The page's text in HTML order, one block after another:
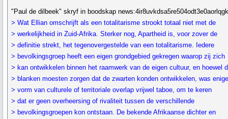
"Paul de dilbeek" skryf in boodskap
> Wat Ellian omschrijft als een totalitarisme strookt totaal niet met de
> werkelijkheid in Zuid-Afrika. Sterker nog, Apartheid is, voor zover de
> definitie strekt, het tegenovergestelde van een totalitarisme. Iedere
> bevolkingsgroep heeft een eigen grondgebied gekregen waarop zij zich
> kan ontwikkelen binnen het raamwerk van de eigen cultuur, en hoewel
> blanken moesten zorgen dat de zwarten konden ontwikkelen, was enige
> vorm van culturele of territoriale overlap vrijwel taboe, om te keren
> dat er geen overheersing of rivaliteit tussen de verschillende
> bevolkingsgroepen kon ontstaan. De bekende Afrikaanse dichter en